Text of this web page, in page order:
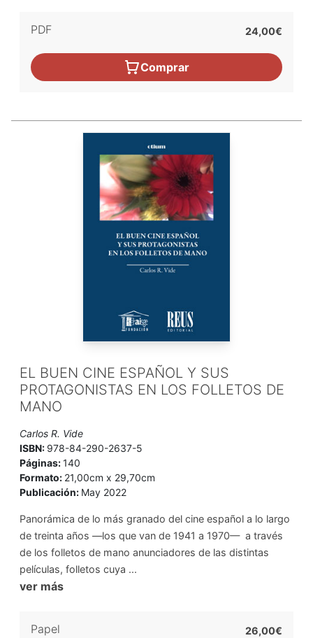
PDF 24,00€
Comprar
EL BUEN CINE ESPAÑOL Y SUS
PROTAGONISTAS EN LOS FOLLETOS DE
MANO
Carlos R. Vide
ISBN: 978-84-290-2637-5
Páginas:140
Formato: 21,00cm x 29,70cm
Publicación: May 2022
Panorámica de lo más granado del cine español a lo largo
de treinta años —los que van de 1941 a 1970— a través
de los folletos de mano anunciadores de las distintas
películas, folletos cuya ...
ver más
Papel 26,00€